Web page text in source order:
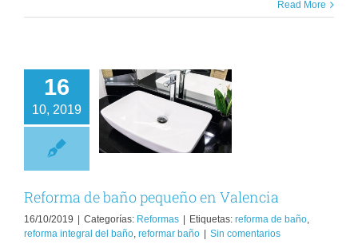
Read More
16
10, 2019
de baño
pequeño en
Reformas
Reforma de baño pequeño en Valencia
16/10/2019 Categorías: Reformas Etiquetas: reforma de baño,
reforma integral del baño, reformar baño Sin comentarios